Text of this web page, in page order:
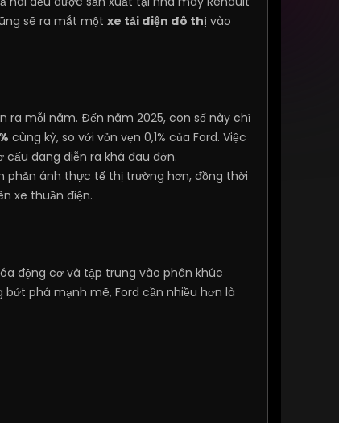
sẽ ra mắt một xe tải điện đô thị vào
ra mỗi năm. Đến năm 2025, con số này chỉ
cùng kỳ, so với vỏn vẹn 0,1% của Ford. Việc
đang diễn ra khá đau đớn.
phản ánh thực tế thị trường hơn, đồng thời
xe thuần điện.
động cơ và tập trung vào phân khúc
phá mạnh mẽ, Ford cần nhiều hơn là